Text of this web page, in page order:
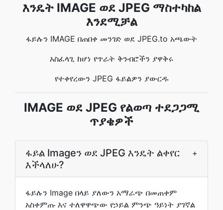
እንዴት IMAGE ወደ JPEG ማስተካከል
እንደሚቻል
ፋይሉን IMAGE በጠበቀ መንገድ ወደ JPEG.to አጫውት
አስፈላጊ ከሆነ የጥራት ቅንብሮችን ያዋቅሩ
የተቀየረውን JPEG ፋይልዎን ያውርዱ
IMAGE ወደ JPEG የልወጣ ተደጋጋሚ
ጥያቄዎች
ፋይል Imageን ወደ JPEG እንዴት ልቀየር
እችላለሁ?
+
ፋይሉን Image በላይ ያለውን አማራጭ በመጠቀም
አስቀምጡ እና ተለዋዋጭው የኃይል ምንጭ ዓይነት ያገኛል